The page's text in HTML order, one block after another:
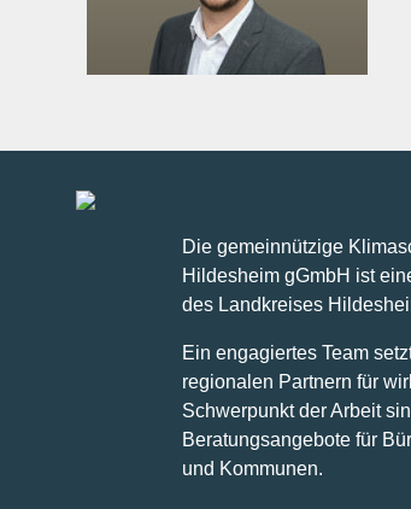
Die gemeinnützige
Hildesheim gGmbH ist
des Landkreises
Ein engagiertes Team
regionalen Partnern für
Schwerpunkt der Arbeit
Beratungsangebote für
und Kommunen.